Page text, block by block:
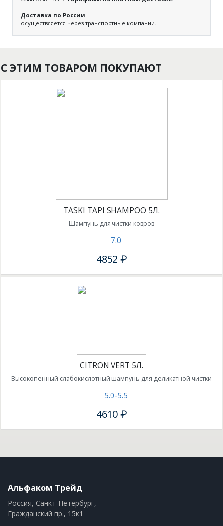
Доставка по России
осуществляется через транспортные компании.
С ЭТИМ ТОВАРОМ ПОКУПАЮТ
TASKI TAPI SHAMPOO 5Л.
Шампунь для чистки ковров
7.0
4852 ₽
CITRON VERT 5Л.
Высокопенный слабокислотный шампунь для деликатной чистки
5.0-5.5
4610 ₽
Альфаком Трейд
Россия, Санкт-Петербург,
Гражданский пр., 15к1